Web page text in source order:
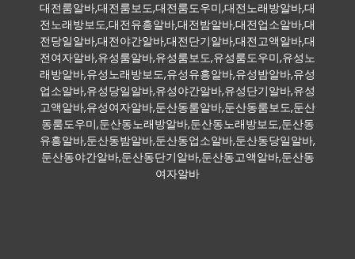
대전룸알바,대전룸보도,대전룸도우미,대전노래방알바,대
전노래방보도,대전유흥알바,대전밤알바,대전업소알바,대
전당일알바,대전야간알바,대전단기알바,대전고액알바,대
전여자알바,유성룸알바,유성룸보도,유성룸도우미,유성노
래방알바,유성노래방보도,유성유흥알바,유성밤알바,유성
업소알바,유성당일알바,유성야간알바,유성단기알바,유성
고액알바,유성여자알바,둔산동룸알바,둔산동룸보도,둔산
동룸도우미,둔산동노래방알바,둔산동노래방보도,둔산동
유흥알바,둔산동밤알바,둔산동업소알바,둔산동당일알바,
둔산동야간알바,둔산동단기알바,둔산동고액알바,둔산동
여자알바